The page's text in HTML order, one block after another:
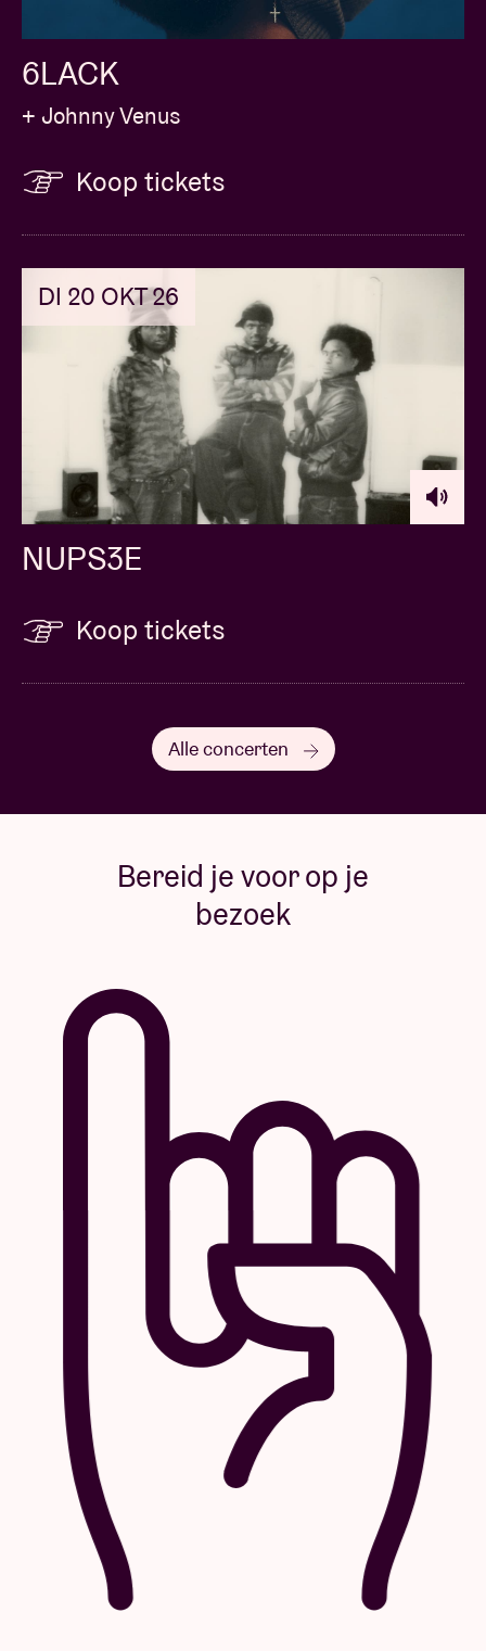
6LACK
+ Johnny Venus
Koop tickets
DI 20 OKT 26
NUPS3E
Koop tickets
Alle concerten
Bereid je voor op je
bezoek